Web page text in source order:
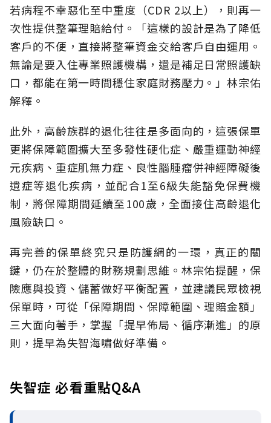
若病程不幸惡化至中重度（CDR 2以上），則再一
次性提供整筆理賠給付。「這樣的設計是為了降低
客戶的不便，直接將整筆資金交給客戶自由運用。
無論是要入住專業照護機構，還是補足日常照護缺
口，都能在第一時間穩住家庭財務壓力。」林宗佑
解釋。
此外，高齡族群的退化往往是多面向的，這張保單
更將保障範圍擴大至多發性硬化症、嚴重運動神經
元疾病、重症肌無力症、良性腦腫瘤併神經障礙後
遺症等退化疾病，並配合1至6級失能豁免保費機
制，將保障期間延續至100歲，全面接住高齡退化
風險缺口。
再完善的保單終究只是防護網的一環，真正的關
鍵，仍在於整體的財務規劃思維。 林宗佑提醒，保
險應與投資、儲蓄做好平衡配置，並建議民眾檢視
保單時，可從「保障期間、保障範圍、理賠金額」
三大面向著手，掌握「提早佈局、循序漸進」的原
則，提早為失智海嘯做好準備。
失智症 必看重點Q&A